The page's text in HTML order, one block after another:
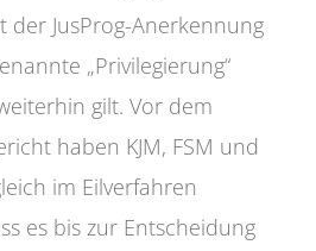
der JusProg-Anerkennung
„Privilegierung“
gilt. Vor dem
haben KJM, FSM und
im Eilverfahren
es bis zur Entscheidung